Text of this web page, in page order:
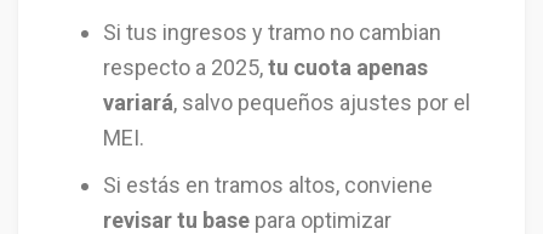
Si tus ingresos y tramo no cambian
respecto a 2025,tu cuota apenas
variará, salvo pequeños ajustes por el
MEI.
Si estás en tramos altos, conviene
revisar tu base para optimizar